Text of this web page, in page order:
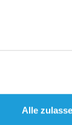
Alle
de